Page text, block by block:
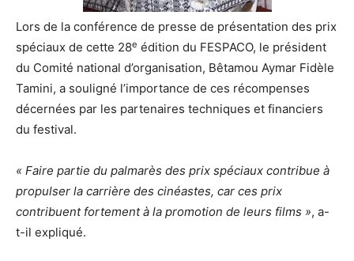
Lors de la conférence de presse de présentation des prix
spéciaux de cette 28e édition du FESPACO, le président
du Comité national d’organisation, Bêtamou Aymar Fidèle
Tamini, a souligné l’importance de ces récompenses
décernées par les partenaires techniques et financiers
du festival.
« Faire partie du palmarès des prix spéciaux contribue à
propulser la carrière des cinéastes, car ces prix
contribuent fortement à la promotion de leurs films », a-
t-il expliqué.